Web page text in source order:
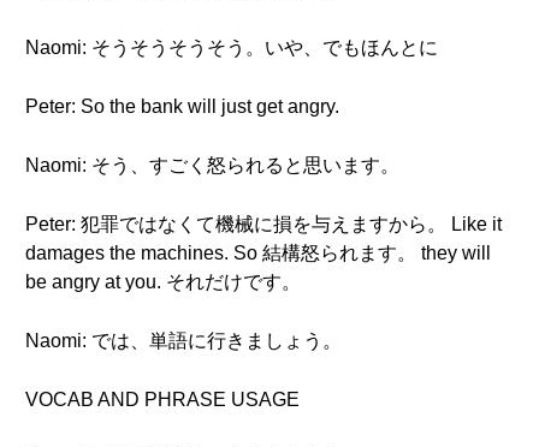
Naomi: そうそうそうそう。いや、でもほんとに
Peter: So the bank will just get angry.
Naomi: そう、すごく怒られると思います。
Peter: 犯罪ではなくて機械に損を与えますから。 Like it
damages the machines. So 結構怒られます。 they will
be angry at you. それだけです。
Naomi: では、単語に行きましょう。
VOCAB AND PHRASE USAGE